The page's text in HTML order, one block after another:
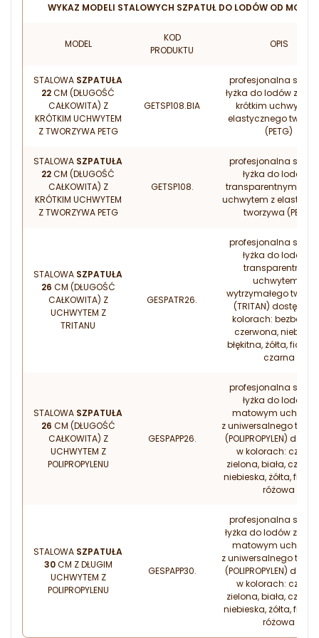
WYKAZ MODELI STALOWYCH SZPATUŁ DO LODÓW OD MORI
MODEL
KOD
PRODUKTU
OPIS
STALOWA SZPATUŁA
22CM (DŁUGOŚĆ
CAŁKOWITA) Z
KRÓTKIM UCHWYTEM
Z TWORZYWA PETG
GETSP108.BIA
profesjonalna
łyżka do lodów z
krótkim uchwytem
elastycznego
(PETG)
STALOWA SZPATUŁA
22CM (DŁUGOŚĆ
CAŁKOWITA) Z
KRÓTKIM UCHWYTEM
Z TWORZYWA PETG
GETSP108.
profesjonalna
łyżka do lodów z
transparentnym,
uchwytem z
tworzywa (PETG)
STALOWA SZPATUŁA
26 CM (DŁUGOŚĆ
CAŁKOWITA) Z
UCHWYTEM Z
TRITANU
GESPATR26.
profesjonalna
łyżka do lodów z
transparentnym
uchwytem z
wytrzymałego
(TRITAN) dostępna
kolorach:
czerwona,
błękitna, żółta,
czarna
STALOWA SZPATUŁA
26 CM (DŁUGOŚĆ
CAŁKOWITA) Z
UCHWYTEM Z
POLIPROPYLENU
GESPAPP26.
profesjonalna
łyżka do lodów z
matowym
z uniwersalnego
(POLIPROPYLEN)
w kolorach:
zielona, biała,
niebieska, żółta,
różowa
STALOWA SZPATUŁA
30CM Z DŁUGIM
UCHWYTEM Z
POLIPROPYLENU
GESPAPP30.
profesjonalna
łyżka do lodów z
matowym
z uniwersalnego
(POLIPROPYLEN)
w kolorach:
zielona, biała,
niebieska, żółta,
różowa